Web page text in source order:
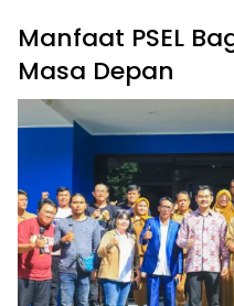
Manfaat PSEL
Masa Depan